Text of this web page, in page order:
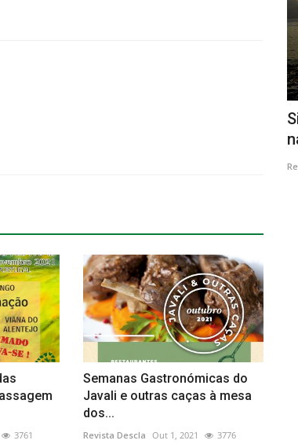
3761
Semanas Gastronómicas do
Javali e outras caças à mesa
dos...
Revista Descla Out 1, 2021 3776